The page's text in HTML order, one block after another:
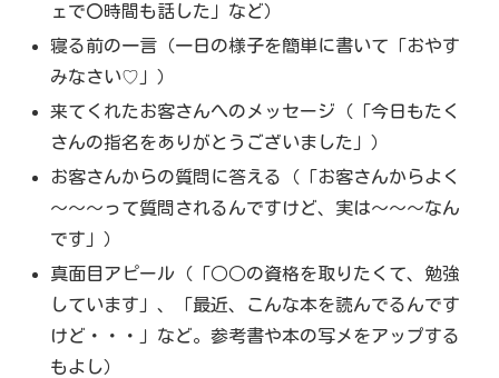
ェで〇時間も話した」など）
寝る前の一言（一日の様子を簡単に書いて「おやす
みなさい♡」）
来てくれたお客さんへのメッセージ（「今日もたく
さんの指名をありがとうございました」）
お客さんからの質問に答える（「お客さんからよく
～～～って質問されるんですけど、実は～～～なん
です」）
真面目アピール（「○○の資格を取りたくて、勉強
しています」、「最近、こんな本を読んでるんです
けど・・・」など。参考書や本の写メをアップする
もよし）